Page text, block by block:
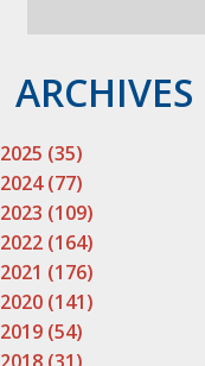
ARCHIVES
2025 (35)
2024 (77)
2023 (109)
2022 (164)
2021 (176)
2020 (141)
2019 (54)